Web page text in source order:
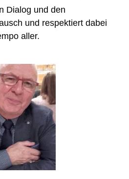
Dialog und den
und respektiert dabei
aller.